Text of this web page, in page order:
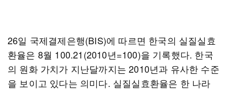
26일 국제결제은행(BIS)에 따르면 한국의 실질실효
환율은 8월 100.21(2010년=100)을 기록했다. 한국
의 원화 가치가 지난달까지는 2010년과 유사한 수준
을 보이고 있다는 의미다. 실질실효환율은 한 나라